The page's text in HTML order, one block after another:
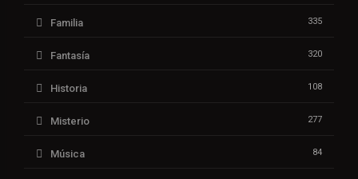
Familia 335
Fantasía 320
Historia 108
Misterio 277
Música 84